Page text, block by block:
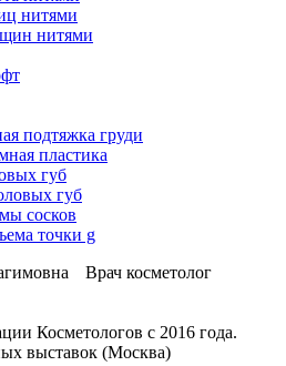
нитями
нитями
подтяжка груди
пластика
губ
губ
сосков
точки g
Врач косметолог
Косметологов с 2016 года.
выставок (Москва)